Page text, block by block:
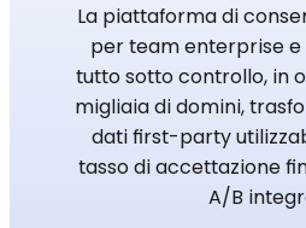
La piattaforma di
per team enterprise e
tutto sotto controllo, in
migliaia di domini,
dati first-party
tasso di accettazione
A/B